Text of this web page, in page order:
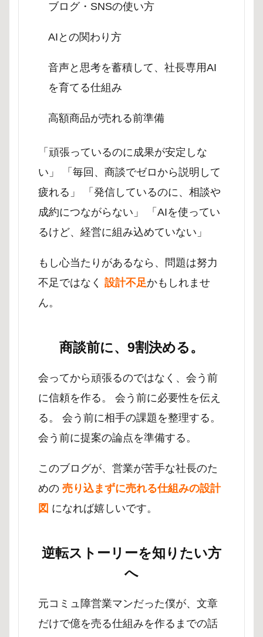
ブログ・SNSの使い方
AIとの関わり方
音声と思考を蓄積して、社長専用AI
を育てる仕組み
高額商品が売れる前準備
「頑張っているのに成果が安定しな
い」 「毎回、商談でゼロから説明して
疲れる」 「発信しているのに、相談や
成約につながらない」 「AIを使ってい
るけど、経営に組み込めていない」
もし心当たりがあるなら、問題は努力
不足ではなく 設計不足かもしれませ
ん。
商談前に、9割決める。
会ってから頑張るのではなく、会う前
に信頼を作る。 会う前に必要性を伝え
る。 会う前に相手の課題を整理する。
会う前に提案の論点を準備する。
このブログが、営業が苦手な社長のた
めの 売り込まずに売れる仕組みの設計
図 になれば嬉しいです。
逆転ストーリーを知りたい方
へ
元コミュ障営業マンだった僕が、文章
だけで億を売る仕組みを作るまでの話